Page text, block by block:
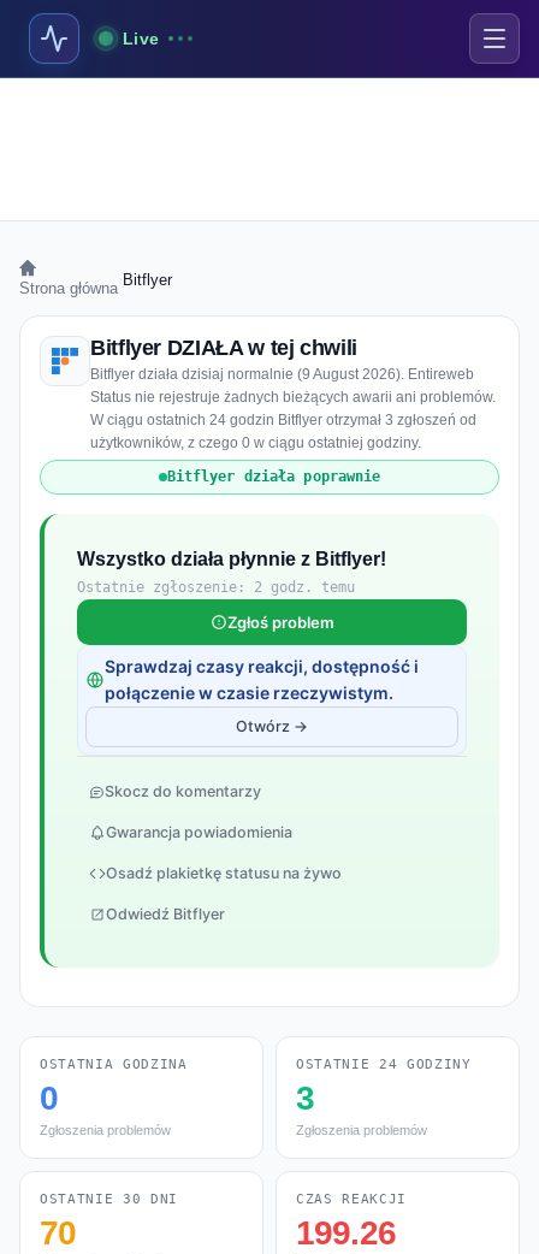
Live
Strona główna Bitflyer
Bitflyer DZIAŁA w tej chwili
Bitflyer działa dzisiaj normalnie (9 August 2026). Entireweb
Status nie rejestruje żadnych bieżących awarii ani problemów.
W ciągu ostatnich 24 godzin Bitflyer otrzymał 3 zgłoszeń od
użytkowników, z czego 0 w ciągu ostatniej godziny.
Bitflyer działa poprawnie
Wszystko działa płynnie z Bitflyer!
Ostatnie zgłoszenie: 2 godz. temu
Zgłoś problem
Sprawdzaj czasy reakcji, dostępność i
połączenie w czasie rzeczywistym.
Otwórz →
Skocz do komentarzy
Gwarancja powiadomienia
Osadź plakietkę statusu na żywo
Odwiedź Bitflyer
OSTATNIA GODZINA
0
Zgłoszenia problemów
OSTATNIE 24 GODZINY
3
Zgłoszenia problemów
OSTATNIE 30 DNI
70
CZAS REAKCJI
199.26